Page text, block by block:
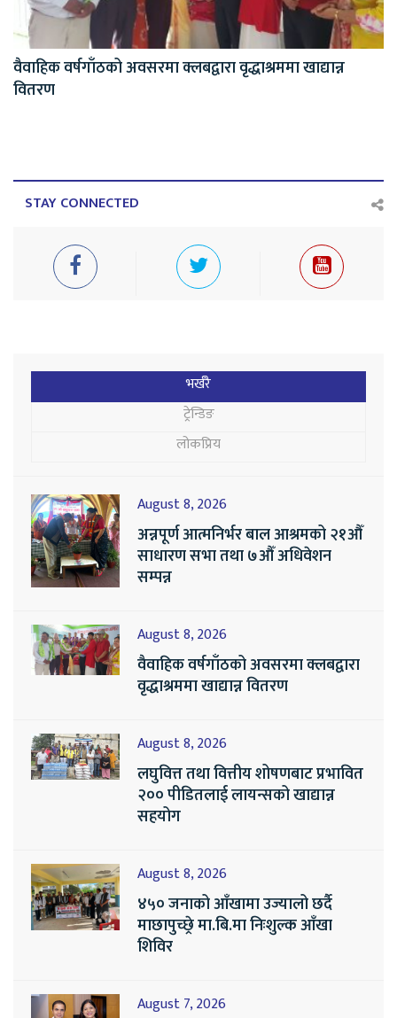
वैवाहिक वर्षगाँठको अवसरमा क्लबद्वारा वृद्धाश्रममा खाद्यान्न
वितरण
STAY CONNECTED
भर्खरै
ट्रेन्डिङ
लोकप्रिय
August 8, 2026
अन्नपूर्ण आत्मनिर्भर बाल आश्रमको २१औँ
साधारण सभा तथा ७औँ अधिवेशन
सम्पन्न
August 8, 2026
वैवाहिक वर्षगाँठको अवसरमा क्लबद्वारा
वृद्धाश्रममा खाद्यान्न वितरण
August 8, 2026
लघुवित्त तथा वित्तीय शोषणबाट प्रभावित
२०० पीडितलाई लायन्सको खाद्यान्न
सहयोग
August 8, 2026
४५० जनाको आँखामा उज्यालो छर्दै
माछापुच्छ्रे मा.बि.मा निःशुल्क आँखा
शिविर
August 7, 2026